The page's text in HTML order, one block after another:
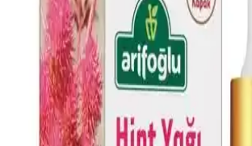
Dr.C.Tuna Çay Ağacı Yağlı Sos
Doğal Cilt ve Saç Bakım Ürünü
Doğal içerikli Dr.C.Tuna Çay Ağacı Yağlı Sos
derisi sorunlarına karşı çok yönlü kullanım
ve hızlı sonuçlarıyla öne çıkar.
AVIDERM Lavanta Yağ Spreyi:
Bakım Çözümü